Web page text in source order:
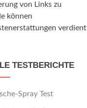
von Links zu
können
verdient
TESTBERICHTE
Spray Test